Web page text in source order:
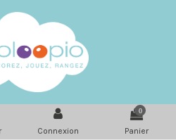
Connexion
0
Panier